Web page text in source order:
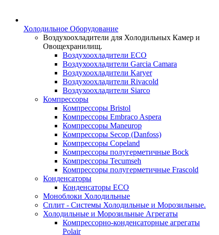
Холодильное Оборудование
Воздухоохладители для Холодильных Камер и
Овощехранилищ.
Воздухоохладители ECO
Воздухоохладители Garcia Camara
Воздухоохладители Karyer
Воздухоохладители Rivacold
Воздухоохладители Siarco
Компрессоры
Компрессоры Bristol
Компрессоры Embraco Aspera
Компрессоры Maneurop
Компрессоры Secop (Danfoss)
Компрессоры Copeland
Компрессоры полугерметичные Bock
Компрессоры Tecumseh
Компрессоры полугерметичные Frascold
Конденсаторы
Конденсаторы ECO
Моноблоки Холодильные
Сплит - Системы Холодильные и Морозильные.
Холодильные и Морозильные Агрегаты
Компрессорно-конденсаторные агрегаты
Polair